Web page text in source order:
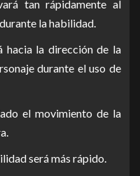
tan rápidamente al
la habilidad.
hacia la dirección de la
durante el uso de
el movimiento de la
será más rápido.